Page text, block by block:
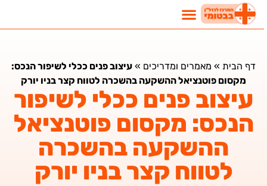
דף הבית»מאמרים ומדריכים»עיצוב פנים ככלי לשיפור הנכס:
מקסום פוטנציאל ההשקעה בהשכרה לטווח קצר בניו יורק
עיצוב פנים ככלי לשיפור
הנכס: מקסום פוטנציאל
ההשקעה בהשכרה
לטווח קצר בניו יורק